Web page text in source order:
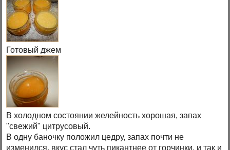
Готовый джем
В холодном состоянии желейность хорошая, запах
"свежий" цитрусовый.
В одну баночку положил цедру, запах почти не
изменился, вкус стал чуть пикантнее от горчинки, и так и